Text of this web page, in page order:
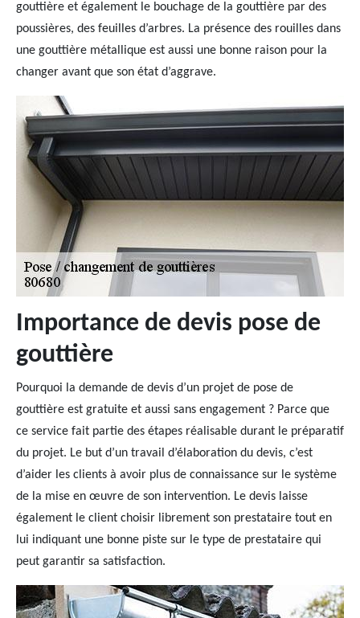
gouttière et également le bouchage de la gouttière par des
poussières, des feuilles d’arbres. La présence des rouilles dans
une gouttière métallique est aussi une bonne raison pour la
changer avant que son état d’aggrave.
Importance de devis pose de
gouttière
Pourquoi la demande de devis d’un projet de pose de
gouttière est gratuite et aussi sans engagement ? Parce que
ce service fait partie des étapes réalisable durant le préparatif
du projet. Le but d’un travail d’élaboration du devis, c’est
d’aider les clients à avoir plus de connaissance sur le système
de la mise en œuvre de son intervention. Le devis laisse
également le client choisir librement son prestataire tout en
lui indiquant une bonne piste sur le type de prestataire qui
peut garantir sa satisfaction.